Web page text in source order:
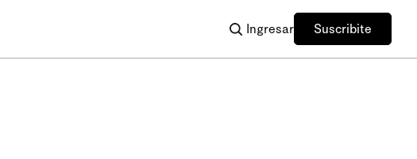
Ingresar Suscribite